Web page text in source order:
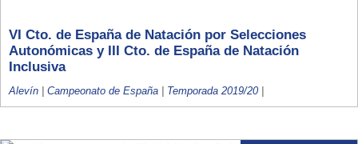
VI Cto. de España de Natación por Selecciones
Autonómicas y III Cto. de España de Natación
Inclusiva
Alevín | Campeonato de España | Temporada 2019/20 |